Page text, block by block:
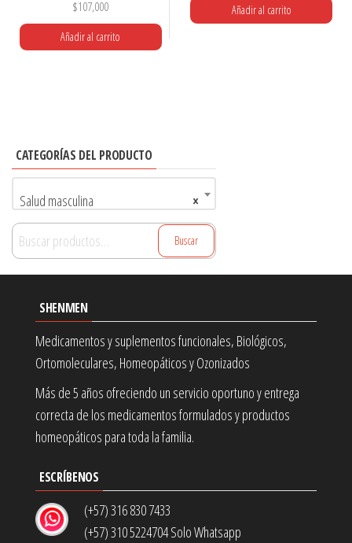
$107,000
Añadir al carrito
Añadir al carrito
CATEGORÍAS DEL PRODUCTO
×
Salud masculina
Buscar
por:
Buscar
SHENMEN
Medicamentos y suplementos funcionales, Biológicos,
Ortomoleculares, Homeopáticos y Ozonizados
Más de 5 años ofreciendo un servicio oportuno y entrega
correcta de los medicamentos formulados y productos
homeopáticos para toda la familia.
ESCRÍBENOS
(+57) 316 830 7433
(+57) 310 5224704 Solo Whatsapp